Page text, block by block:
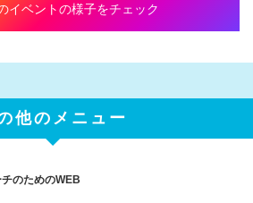
イベントの様子をチェック
他のメニュー
のためのWEB